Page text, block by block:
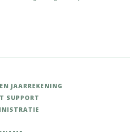
JAARREKENING
SUPPORT